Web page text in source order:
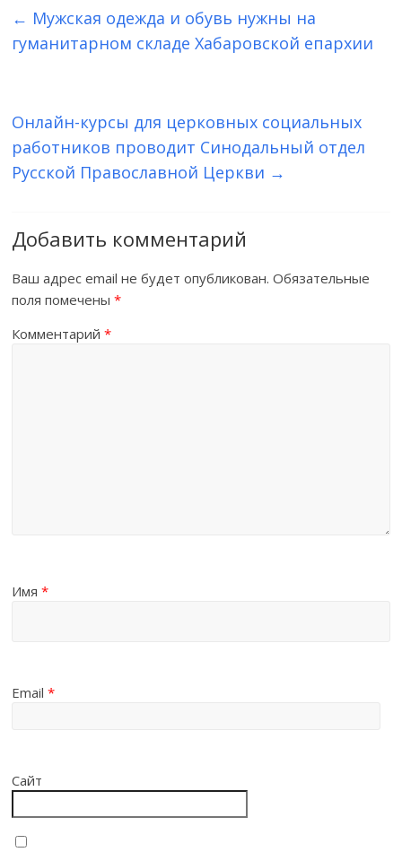
← Мужская одежда и обувь нужны на
гуманитарном складе Хабаровской епархии
Онлайн-курсы для церковных социальных
работников проводит Синодальный отдел
Русской Православной Церкви →
Добавить комментарий
Ваш адрес email не будет опубликован. Обязательные
поля помечены*
Комментарий*
Имя*
Email*
Сайт